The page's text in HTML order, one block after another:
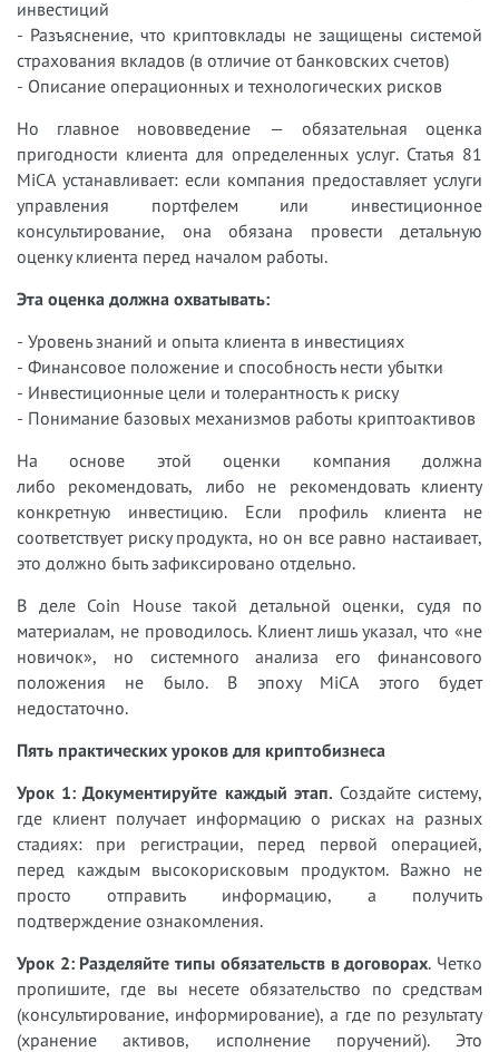
инвестиций
- Разъяснение, что криптовклады не защищены системой
страхования вкладов (в отличие от банковских счетов)
- Описание операционных и технологических рисков
Но главное нововведение — обязательная оценка
пригодности клиента для определенных услуг. Статья 81
MiCA устанавливает: если компания предоставляет услуги
управления портфелем или инвестиционное
консультирование, она обязана провести детальную
оценку клиента перед началом работы.
Эта оценка должна охватывать:
- Уровень знаний и опыта клиента в инвестициях
- Финансовое положение и способность нести убытки
- Инвестиционные цели и толерантность к риску
- Понимание базовых механизмов работы криптоактивов
На основе этой оценки компания должна
либо рекомендовать, либо не рекомендовать клиенту
конкретную инвестицию. Если профиль клиента не
соответствует риску продукта, но он все равно настаивает,
это должно быть зафиксировано отдельно.
В деле Coin House такой детальной оценки, судя по
материалам, не проводилось. Клиент лишь указал, что «не
новичок», но системного анализа его финансового
положения не было. В эпоху MiCA этого будет
недостаточно.
Пять практических уроков для криптобизнеса
Урок 1: Документируйте каждый этап. Создайте систему,
где клиент получает информацию о рисках на разных
стадиях: при регистрации, перед первой операцией,
перед каждым высокорисковым продуктом. Важно не
просто отправить информацию, а получить
подтверждение ознакомления.
Урок 2: Разделяйте типы обязательств в договорах. Четко
пропишите, где вы несете обязательство по средствам
(консультирование, информирование), а где по результату
(хранение активов, исполнение поручений). Это